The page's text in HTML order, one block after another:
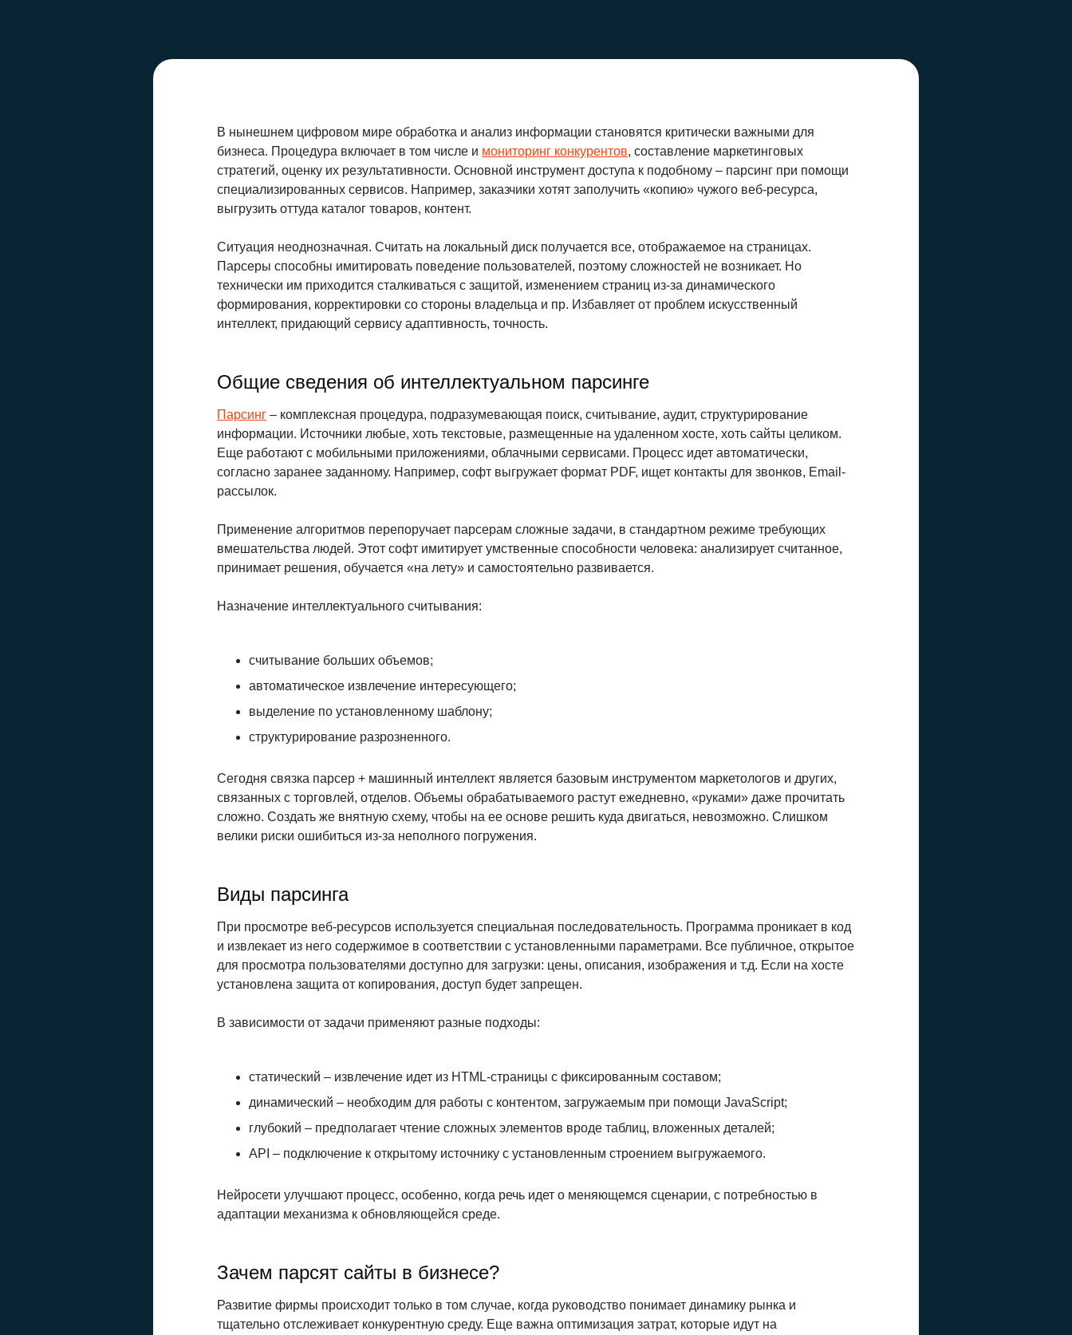
В нынешнем цифровом мире обработка и анализ информации становятся критически важными для
бизнеса. Процедура включает в том числе и мониторинг конкурентов, составление маркетинговых
стратегий, оценку их результативности. Основной инструмент доступа к подобному – парсинг при помощи
специализированных сервисов. Например, заказчики хотят заполучить «копию» чужого веб-ресурса,
выгрузить оттуда каталог товаров, контент.
Ситуация неоднозначная. Считать на локальный диск получается все, отображаемое на страницах.
Парсеры способны имитировать поведение пользователей, поэтому сложностей не возникает. Но
технически им приходится сталкиваться с защитой, изменением страниц из-за динамического
формирования, корректировки со стороны владельца и пр. Избавляет от проблем искусственный
интеллект, придающий сервису адаптивность, точность.
Общие сведения об интеллектуальном парсинге
Парсинг – комплексная процедура, подразумевающая поиск, считывание, аудит, структурирование
информации. Источники любые, хоть текстовые, размещенные на удаленном хосте, хоть сайты целиком.
Еще работают с мобильными приложениями, облачными сервисами. Процесс идет автоматически,
согласно заранее заданному. Например, софт выгружает формат PDF, ищет контакты для звонков, Email-
рассылок.
Применение алгоритмов перепоручает парсерам сложные задачи, в стандартном режиме требующих
вмешательства людей. Этот софт имитирует умственные способности человека: анализирует считанное,
принимает решения, обучается «на лету» и самостоятельно развивается.
Назначение интеллектуального считывания:
считывание больших объемов;
автоматическое извлечение интересующего;
выделение по установленному шаблону;
структурирование разрозненного.
Сегодня связка парсер + машинный интеллект является базовым инструментом маркетологов и других,
связанных с торговлей, отделов. Объемы обрабатываемого растут ежедневно, «руками» даже прочитать
сложно. Создать же внятную схему, чтобы на ее основе решить куда двигаться, невозможно. Слишком
велики риски ошибиться из-за неполного погружения.
Виды парсинга
При просмотре веб-ресурсов используется специальная последовательность. Программа проникает в код
и извлекает из него содержимое в соответствии с установленными параметрами. Все публичное, открытое
для просмотра пользователями доступно для загрузки: цены, описания, изображения и т.д. Если на хосте
установлена защита от копирования, доступ будет запрещен.
В зависимости от задачи применяют разные подходы:
статический – извлечение идет из HTML-страницы с фиксированным составом;
динамический – необходим для работы с контентом, загружаемым при помощи JavaScript;
глубокий – предполагает чтение сложных элементов вроде таблиц, вложенных деталей;
API – подключение к открытому источнику с установленным строением выгружаемого.
Нейросети улучшают процесс, особенно, когда речь идет о меняющемся сценарии, с потребностью в
адаптации механизма к обновляющейся среде.
Зачем парсят сайты в бизнесе?
Развитие фирмы происходит только в том случае, когда руководство понимает динамику рынка и
тщательно отслеживает конкурентную среду. Еще важна оптимизация затрат, которые идут на